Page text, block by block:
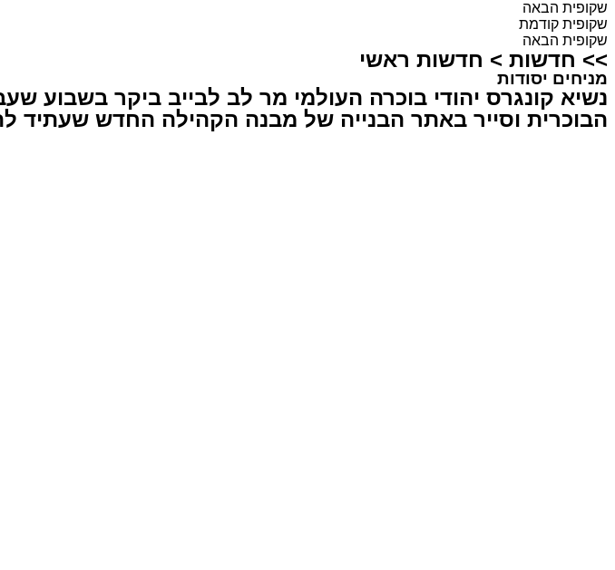
שקופית הבאה
שקופית קודמת
שקופית הבאה
>> חדשות > חדשות ראשי
מניחים יסודות
נשיא קונגרס יהודי בוכרה העולמי מר לב לבייב ביקר בשבוע
הבוכרית וסייר באתר הבנייה של מבנה הקהילה החדש שעתיד